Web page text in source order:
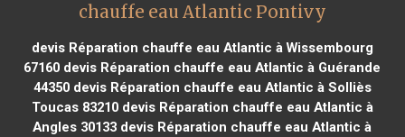
chauffe eau Atlantic Pontivy
devis Réparation chauffe eau Atlantic à Wissembourg
67160 devis Réparation chauffe eau Atlantic à Guérande
44350devis Réparation chauffe eau Atlantic à Solliès
Toucas 83210devis Réparation chauffe eau Atlantic à
Angles 30133 devis Réparation chauffe eau Atlantic à